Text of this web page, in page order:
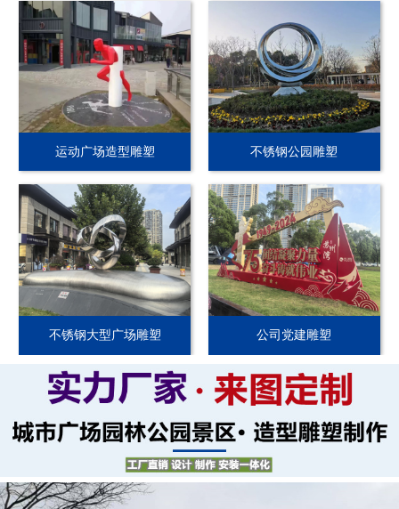
运动广场造型雕塑 不锈钢公园雕塑
不锈钢大型广场雕塑 公司党建雕塑